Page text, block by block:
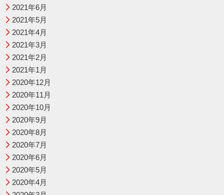
2021年6月
2021年5月
2021年4月
2021年3月
2021年2月
2021年1月
2020年12月
2020年11月
2020年10月
2020年9月
2020年8月
2020年7月
2020年6月
2020年5月
2020年4月